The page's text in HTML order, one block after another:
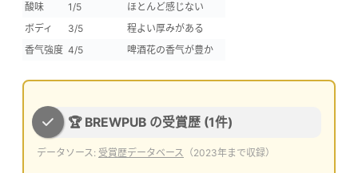
酸味
1/5
ほとんど感じない
ボディ
3/5
程よい厚みがある
香气強度 4/5 啤酒花の香气が豊か
🏆 BREWPUB の受賞歴 (1件)
データソース: 受賞歴データベース （2023年まで収録）